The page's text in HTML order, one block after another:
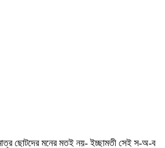
ছোটদের মনের মতই নয়- ইচ্ছামতী সেই স-অ-ব